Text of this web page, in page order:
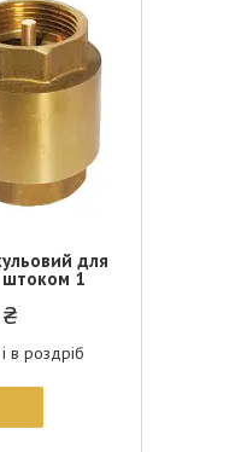
для
штоком 1
в роздріб